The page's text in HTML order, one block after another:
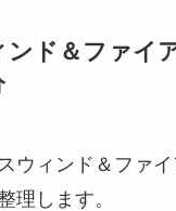
ンド＆ファイ
ウィンド＆ファ
理します。